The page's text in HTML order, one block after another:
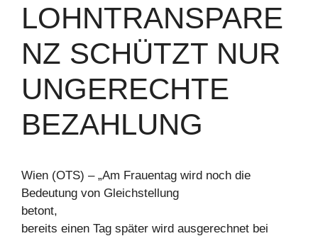
LOHNTRANSPARE
NZ SCHÜTZT NUR
UNGERECHTE
BEZAHLUNG
Wien (OTS) – „Am Frauentag wird noch die
Bedeutung von Gleichstellung
betont,
bereits einen Tag später wird ausgerechnet bei